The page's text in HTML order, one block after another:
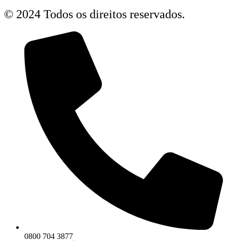
© 2024 Todos os direitos reservados.
0800 704 3877